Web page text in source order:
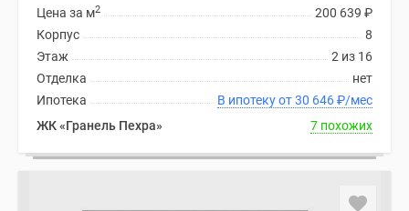
200 639 ₽
Цена за м2
8
Корпус
2 из 16
Этаж
нет
Отделка
В ипотеку от 30 646₽/мес
Ипотека
ЖК «Гранель Пехра»
7 похожих